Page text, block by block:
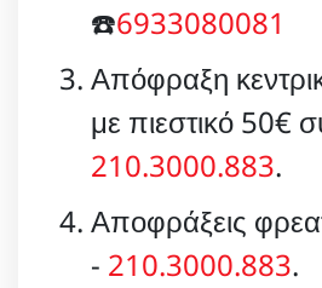
☎️6933080081
Απόφραξη
με πιεστικό 50€
210.3000.883.
Αποφράξεις
- 210.3000.883.